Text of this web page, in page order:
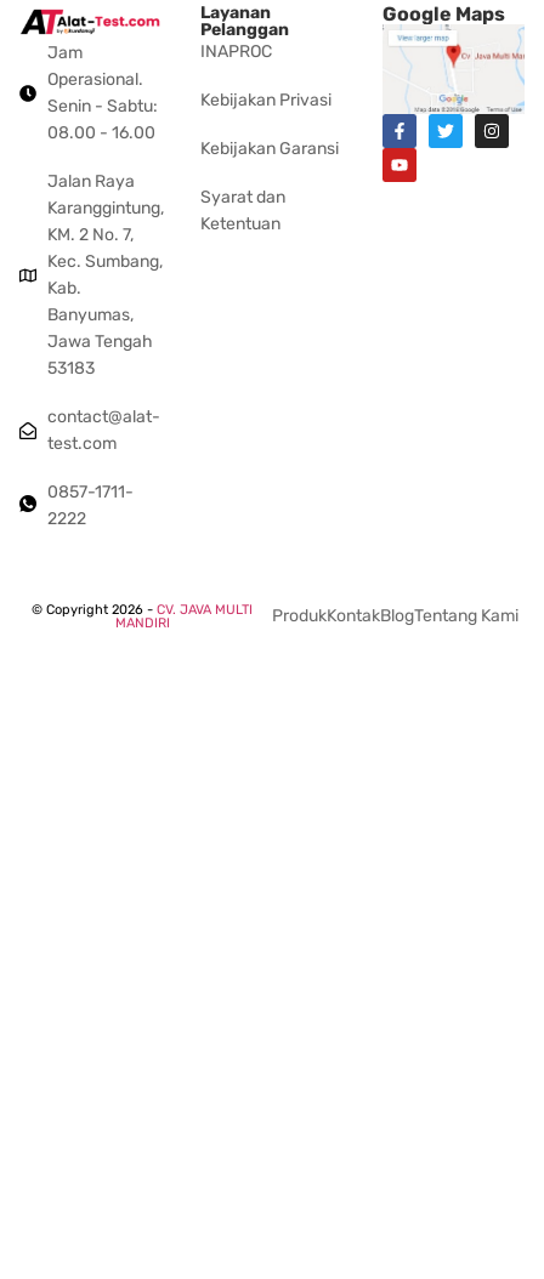
Jam
Operasional.
Senin - Sabtu:
08.00 - 16.00
Jalan Raya
Karanggintung,
KM. 2 No. 7,
Kec. Sumbang,
Kab.
Banyumas,
Jawa Tengah
53183
contact@alat-
test.com
0857-1711-
2222
Layanan
Pelanggan
INAPROC
Kebijakan Privasi
Kebijakan Garansi
Syarat dan
Ketentuan
Google Maps
© Copyright 2026 - CV. JAVA MULTI
MANDIRI
ProdukKontakBlogTentang Kami